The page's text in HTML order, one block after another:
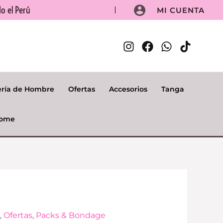
el Perú MI CUENTA
de Hombre Ofertas Accesorios Tanga
,Ofertas, Packs & Bondage
El